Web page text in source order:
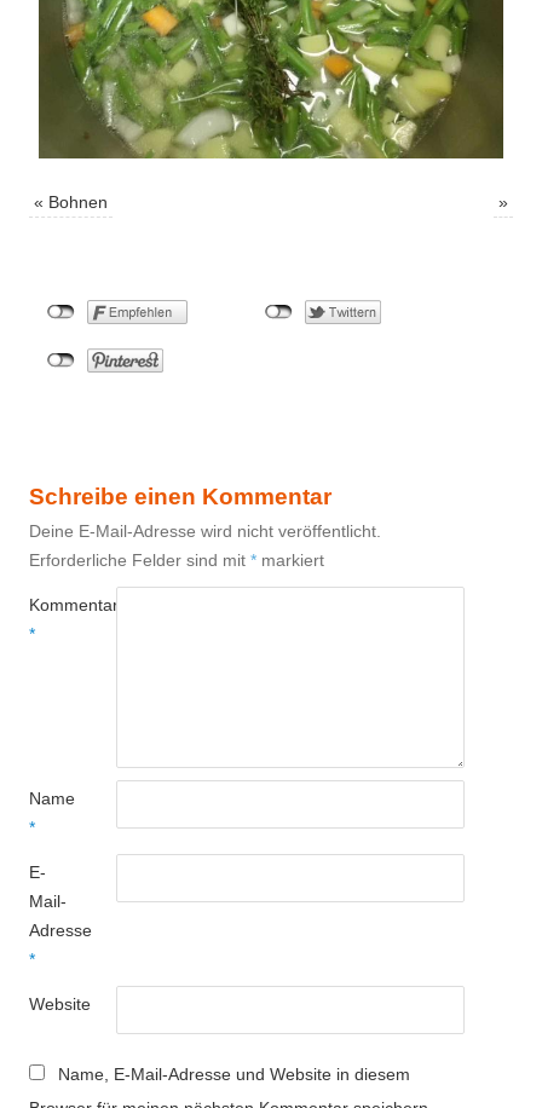
« Bohnen »
Schreibe einen Kommentar
Deine E-Mail-Adresse wird nicht veröffentlicht.
Erforderliche Felder sind mit * markiert
Kommentar
*
Name
*
E-
Mail-
Adresse
*
Website
Name, E-Mail-Adresse und Website in diesem